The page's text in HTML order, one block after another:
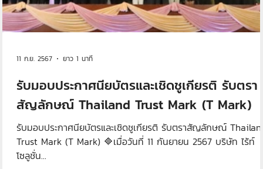
รับมอบประกาศนียบัตรและเชิดชูเกียรติ รับตรา
สัญลักษณ์ Thailand Trust Mark (T Mark)
รับมอบประกาศนียบัตรและเชิดชูเกียรติ รับตราสัญลักษณ์
Trust Mark (T Mark) 🔷เมื่อวันที่ 11 กันยายน 2567 บริษัท ไร้ท์
โซลูชั่น...
11 ก.ย. 2567 ยาว 1 นาที